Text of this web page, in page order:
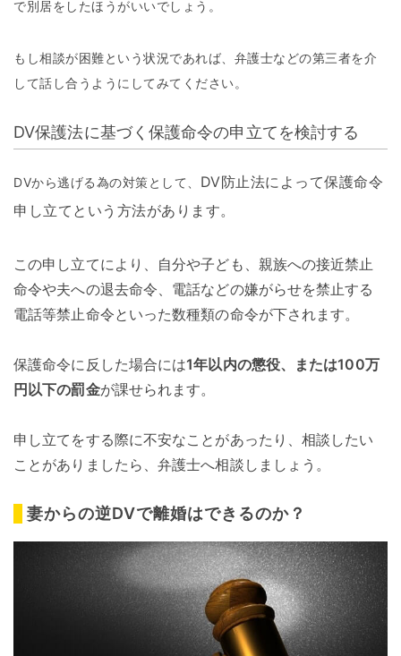
で別居をしたほうがいいでしょう。
もし相談が困難という状況であれば、弁護士などの第三者を介
して話し合うようにしてみてください。
DV保護法に基づく保護命令の申立てを検討する
DVから逃げる為の対策として、 DV防止法によって保護命令
申し立てという方法があります。
この申し立てにより、自分や子ども、親族への接近禁止
命令や夫への退去命令、電話などの嫌がらせを禁止する
電話等禁止命令といった数種類の命令が下されます。
保護命令に反した場合には1年以内の懲役、または100万
円以下の罰金が課せられます。
申し立てをする際に不安なことがあったり、相談したい
ことがありましたら、弁護士へ相談しましょう。
妻からの逆DVで離婚はできるのか？